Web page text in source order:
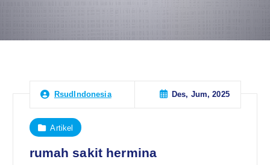
RsudIndonesia Des, Jum, 2025
Artikel
rumah sakit hermina